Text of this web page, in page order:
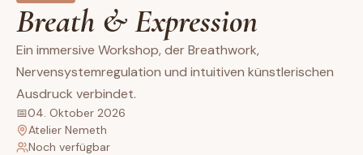
Breath & Expression
Ein immersive Workshop, der Breathwork,
Nervensystemregulation und intuitiven künstlerischen
Ausdruck verbindet.
📅04. Oktober 2026
Atelier Nemeth
Noch verfügbar